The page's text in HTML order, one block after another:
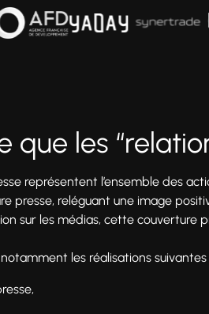
que les
représentent l’ensemble des
presse, reléguant une image
sur les médias, cette couverture
les réalisations suivantes